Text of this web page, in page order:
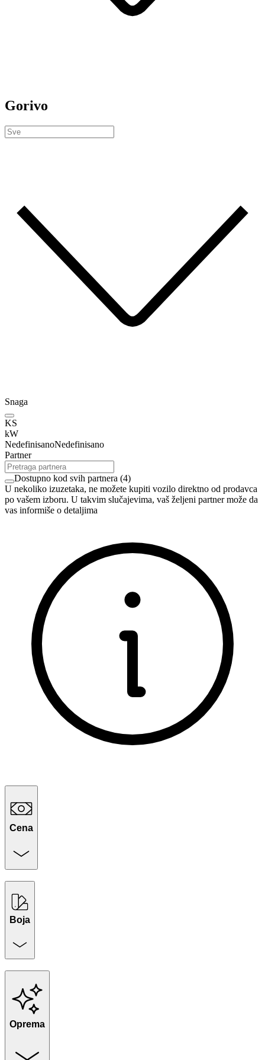
Gorivo
Snaga
KS
kW
NedefinisanoNedefinisano
Partner
Dostupno kod svih partnera (4)
U nekoliko izuzetaka, ne možete kupiti vozilo direktno od prodavca
po vašem izboru. U takvim slučajevima, vaš željeni partner može da
vas informiše o detaljima
Cena
Boja
Oprema